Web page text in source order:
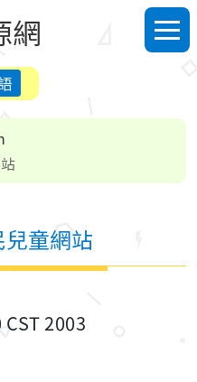
網
選單
童網站
2003